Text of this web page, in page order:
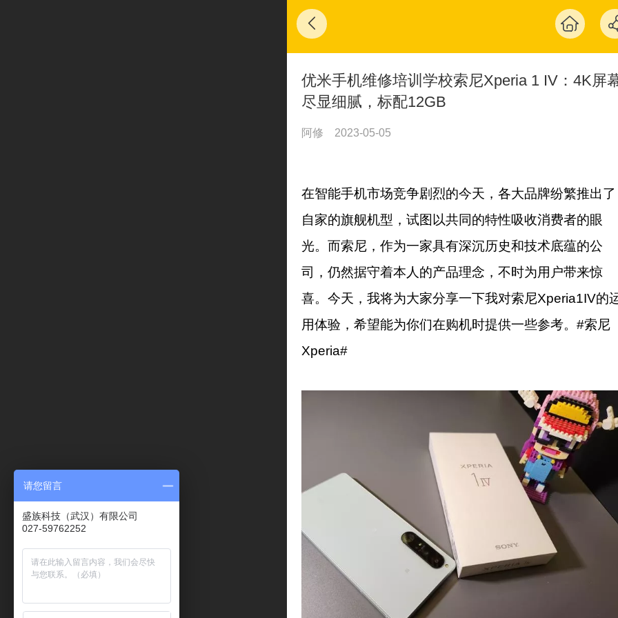
优米手机维修培训学校索尼Xperia 1 IV：4K屏
尽显细腻，标配12GB
阿修 2023-05-05
在智能手机市场竞争剧烈的今天，各大品牌纷繁推出了
自家的旗舰机型，试图以共同的特性吸收消费者的眼
光。而索尼，作为一家具有深沉历史和技术底蕴的公
司，仍然据守着本人的产品理念，不时为用户带来惊
喜。今天，我将为大家分享一下我对索尼Xperia1IV的
用体验，希望能为你们在购机时提供一些参考。#索尼
Xperia#
请您留言
盛族科技（武汉）有限公司
027-59762252